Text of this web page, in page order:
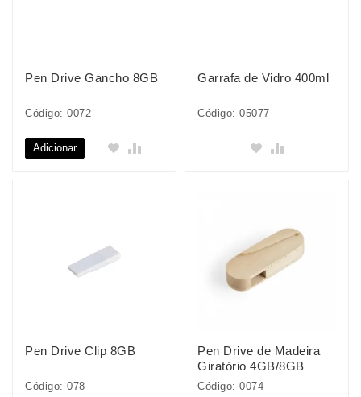
Pen Drive Gancho 8GB
Código: 0072
Adicionar
Garrafa de Vidro 400ml
Código: 05077
Pen Drive Clip 8GB
Código: 078
Pen Drive de Madeira
Giratório 4GB/8GB
Código: 0074